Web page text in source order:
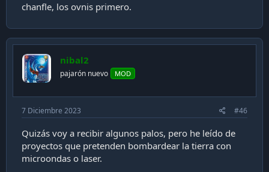
chanfle, los ovnis primero.
nibal2
pajarón nuevo MOD
7 Diciembre 2023 #46
Quizás voy a recibir algunos palos, pero he leído de
proyectos que pretenden bombardear la tierra con
microondas o laser.